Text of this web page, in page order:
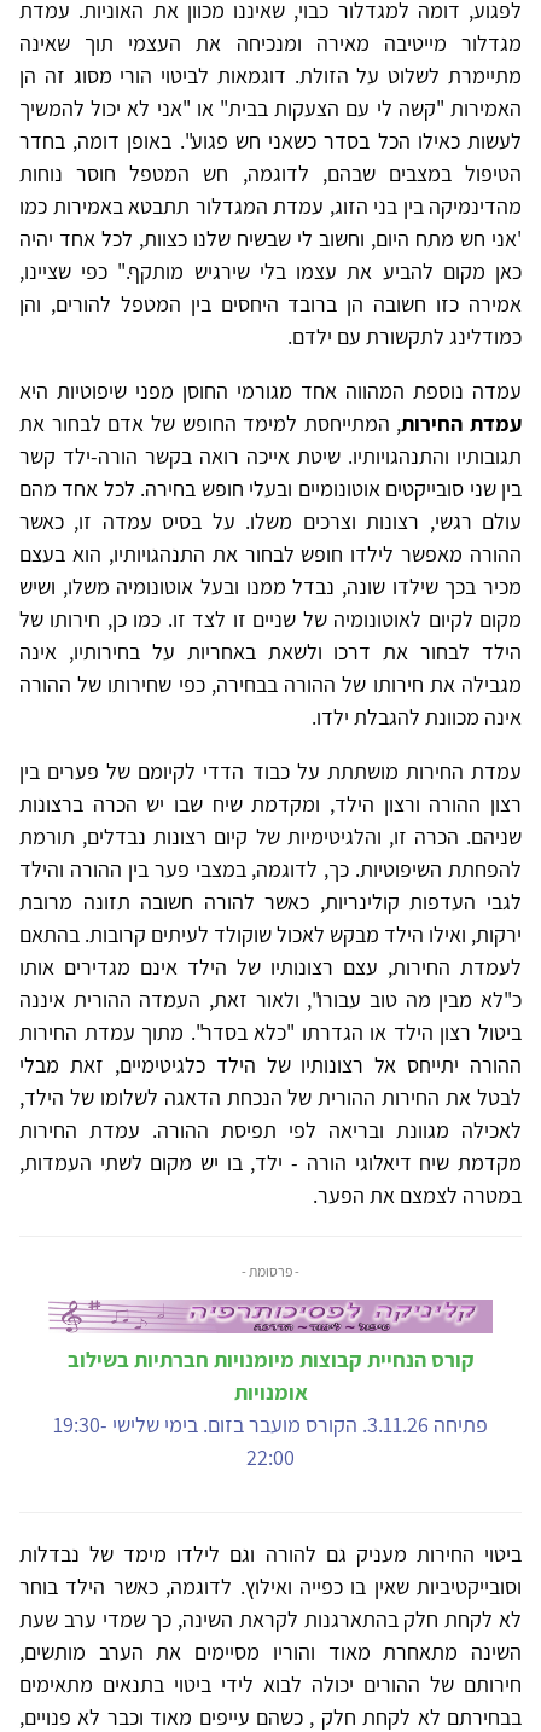
לפגוע, דומה למגדלור כבוי, שאיננו מכוון את האוניות. עמדת
מגדלור מייטיבה מאירה ומנכיחה את העצמי תוך שאינה
מתיימרת לשלוט על הזולת. דוגמאות לביטוי הורי מסוג זה הן
האמירות "קשה לי עם הצעקות בבית" או "אני לא יכול להמשיך
לעשות כאילו הכל בסדר כשאני חש פגוע". באופן דומה, בחדר
הטיפול במצבים שבהם, לדוגמה, חש המטפל חוסר נוחות
מהדינמיקה בין בני הזוג, עמדת המגדלור תתבטא באמירות כמו
'אני חש מתח היום, וחשוב לי שבשיח שלנו כצוות, לכל אחד יהיה
כאן מקום להביע את עצמו בלי שירגיש מותקף." כפי שציינו,
אמירה כזו חשובה הן ברובד היחסים בין המטפל להורים, והן
כמודלינג לתקשורת עם ילדם.
עמדה נוספת המהווה אחד מגורמי החוסן מפני שיפוטיות היא
עמדת החירות, המתייחסת למימד החופש של אדם לבחור את
תגובותיו והתנהגויותיו. שיטת אייכה רואה בקשר הורה-ילד קשר
בין שני סובייקטים אוטונומיים ובעלי חופש בחירה. לכל אחד מהם
עולם רגשי, רצונות וצרכים משלו. על בסיס עמדה זו, כאשר
ההורה מאפשר לילדו חופש לבחור את התנהגויותיו, הוא בעצם
מכיר בכך שילדו שונה, נבדל ממנו ובעל אוטונומיה משלו, ושיש
מקום לקיום לאוטונומיה של שניים זו לצד זו. כמו כן, חירותו של
הילד לבחור את דרכו ולשאת באחריות על בחירותיו, אינה
מגבילה את חירותו של ההורה בבחירה, כפי שחירותו של ההורה
אינה מכוונת להגבלת ילדו.
עמדת החירות מושתתת על כבוד הדדי לקיומם של פערים בין
רצון ההורה ורצון הילד, ומקדמת שיח שבו יש הכרה ברצונות
שניהם. הכרה זו, והלגיטימיות של קיום רצונות נבדלים, תורמת
להפחתת השיפוטיות. כך, לדוגמה, במצבי פער בין ההורה והילד
לגבי העדפות קולינריות, כאשר להורה חשובה תזונה מרובת
ירקות, ואילו הילד מבקש לאכול שוקולד לעיתים קרובות. בהתאם
לעמדת החירות, עצם רצונותיו של הילד אינם מגדירים אותו
כ"לא מבין מה טוב עבורו", ולאור זאת, העמדה ההורית איננה
ביטול רצון הילד או הגדרתו "כלא בסדר". מתוך עמדת החירות
ההורה יתייחס אל רצונותיו של הילד כלגיטימיים, זאת מבלי
לבטל את החירות ההורית של הנכחת הדאגה לשלומו של הילד,
לאכילה מגוונת ובריאה לפי תפיסת ההורה. עמדת החירות
מקדמת שיח דיאלוגי הורה - ילד, בו יש מקום לשתי העמדות,
במטרה לצמצם את הפער.
- פרסומת -
קורס הנחיית קבוצות מיומנויות חברתיות בשילוב
אומנויות
פתיחה 3.11.26. הקורס מועבר בזום. בימי שלישי 19:30-
22:00
ביטוי החירות מעניק גם להורה וגם לילדו מימד של נבדלות
וסובייקטיביות שאין בו כפייה ואילוץ. לדוגמה, כאשר הילד בוחר
לא לקחת חלק בהתארגנות לקראת השינה, כך שמדי ערב שעת
השינה מתאחרת מאוד והוריו מסיימים את הערב מותשים,
חירותם של ההורים יכולה לבוא לידי ביטוי בתנאים מתאימים
בבחירתם לא לקחת חלק , כשהם עייפים מאוד וכבר לא פנויים,